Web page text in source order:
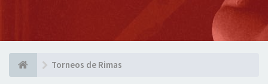
Torneos de Rimas